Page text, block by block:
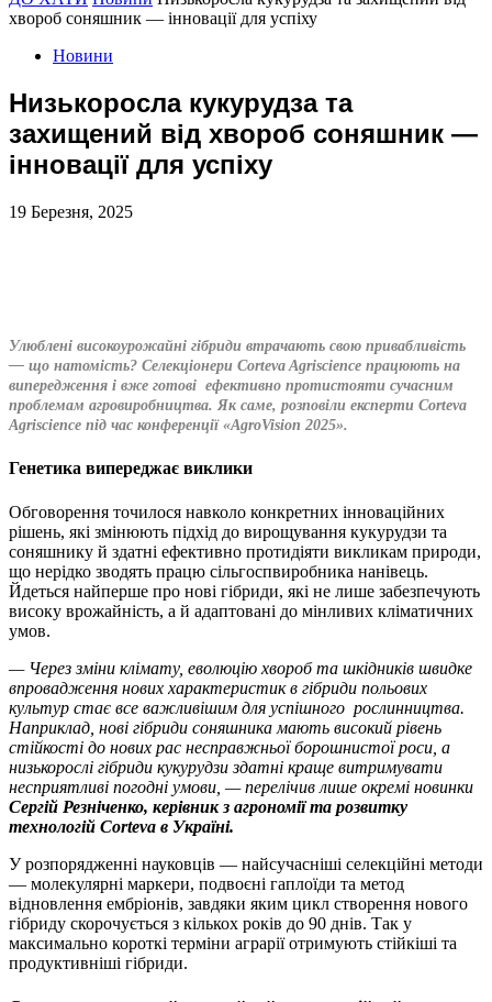
хвороб соняшник — інновації для успіху
Новини
Низькоросла кукурудза та
захищений від хвороб соняшник —
інновації для успіху
19 Березня, 2025
Улюблені високоурожайні гібриди втрачають свою привабливість
— що натомість? Селекціонери Corteva Agriscience працюють на
випередження і вже готові ефективно протистояти сучасним
проблемам агровиробництва. Як саме, розповіли експерти Corteva
Agriscience під час конференції «AgroVision 2025».
Генетика випереджає виклики
Обговорення точилося навколо конкретних інноваційних
рішень, які змінюють підхід до вирощування кукурудзи та
соняшнику й здатні ефективно протидіяти викликам природи,
що нерідко зводять працю сільгоспвиробника нанівець.
Йдеться найперше про нові гібриди, які не лише забезпечують
високу врожайність, а й адаптовані до мінливих кліматичних
умов.
— Через зміни клімату, еволюцію хвороб та шкідників швидке
впровадження нових характеристик в гібриди польових
культур стає все важливішим для успішного рослинництва.
Наприклад, нові гібриди соняшника мають високий рівень
стійкості до нових рас несправжньої борошнистої роси, а
низькорослі гібриди кукурудзи здатні краще витримувати
несприятливі погодні умови, —перелічив лише окремі новинки
Сергій Резніченко, керівник з агрономії та розвитку
технологій Corteva в Україні.
У розпорядженні науковців — найсучасніші селекційні методи
— молекулярні маркери, подвоєні гаплоїди та метод
відновлення ембріонів, завдяки яким цикл створення нового
гібриду скорочується з кількох років до 90 днів. Так у
максимально короткі терміни аграрії отримують стійкіші та
продуктивніші гібриди.